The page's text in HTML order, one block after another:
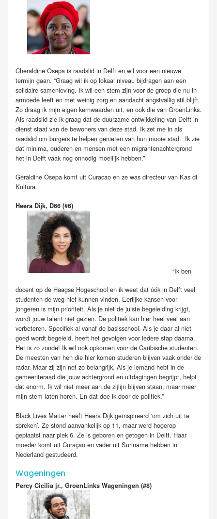
Cheraldine Osepa is raadslid in Delft en wil voor een nieuwe
termijn gaan. “Graag wil ik op lokaal niveau bijdragen aan een
solidaire samenleving. Ik wil een stem zijn voor de groep die nu in
armoede leeft en met weinig zorg en aandacht angstvallig stil blijft.
Zo draag ik mijn eigen kernwaarden uit, en ook die van GroenLinks.
Als raadslid zie ik graag dat de duurzame ontwikkeling van Delft in
dienst staat van de bewoners van deze stad. Ik zet me in als
raadslid om burgers te helpen genieten van hun mooie stad. Ik zie
dat minima, ouderen en mensen met een migrantenachtergrond
het in Delft vaak nog onnodig moeilijk hebben.”
Geraldine Osepa komt uit Curacao en ze was directeur van Kas di
Kultura.
Heera Dijk, D66 (#6)
“Ik ben
docent op de Haagse Hogeschool en ik weet dat óók in Delft veel
studenten de weg niet kunnen vinden. Eerlijke kansen voor
jongeren is mijn prioriteit. Als je niet de juiste begeleiding krijgt,
wordt jouw talent niet gezien. De politiek kan hier heel veel aan
verbeteren. Specifiek al vanaf de basisschool. Als je daar al niet
goed wordt begeleid, heeft het gevolgen voor iedere stap daarna.
Het is zo zonde! Ik wil ook opkomen voor de Caribische studenten.
De meesten van hen die hier komen studeren blijven vaak onder de
radar. Maar zij zijn net zo belangrijk. Als je iemand hebt in de
gemeenteraad die jouw achtergrond en uitdagingen begrijpt, helpt
dat enorm. Ik wil niet meer aan de zijlijn blijven staan, maar meer
mijn stem laten horen. En dat doe ik door de politiek.”
Black Lives Matter heeft Heera Dijk geïnspireerd ‘om zich uit te
spreken’. Ze stond aanvankelijk op 11, maar werd hogerop
geplaatst naar plek 6. Ze is geboren en getogen in Delft. Haar
moeder komt uit Curaçao en vader uit Suriname hebben in
Nederland gestudeerd.
Wageningen
Percy Cicilia jr., GroenLinks Wageningen (#8)